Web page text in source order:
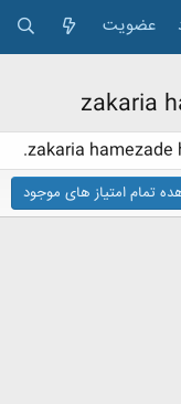
عضویت
zakaria hamezade
تمام امتیاز های موجود